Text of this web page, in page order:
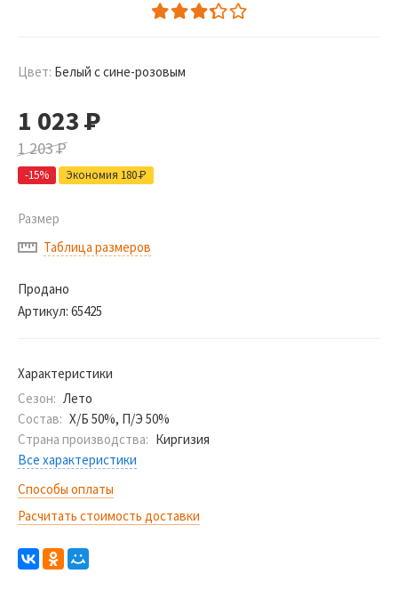
Цвет: Белый с сине-розовым
1 023Р
1 203Р
-15% Экономия 180Р
Размер
Таблица размеров
Продано
Артикул: 65425
Характеристики
Сезон: Лето
Состав: Х/Б 50%, П/Э 50%
Страна производства: Киргизия
Все характеристики
Способы оплаты
Расчитать стоимость доставки